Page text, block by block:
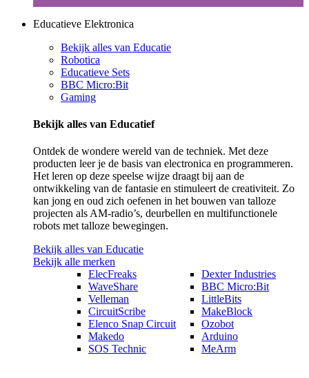
Educatieve Elektronica
Bekijk alles van Educatie
Robotica
Educatieve Sets
BBC Micro:Bit
Gaming
Bekijk alles van Educatief
Ontdek de wondere wereld van de techniek. Met deze
producten leer je de basis van electronica en programmeren.
Het leren op deze speelse wijze draagt bij aan de
ontwikkeling van de fantasie en stimuleert de creativiteit. Zo
kan jong en oud zich oefenen in het bouwen van talloze
projecten als AM-radio’s, deurbellen en multifunctionele
robots met talloze bewegingen.
Bekijk alles van Educatie
Bekijk alle merken
ElecFreaks
WaveShare
Velleman
CircuitScribe
Elenco Snap Circuit
Makedo
SOS Technic
Dexter Industries
BBC Micro:Bit
LittleBits
MakeBlock
Ozobot
Arduino
MeArm